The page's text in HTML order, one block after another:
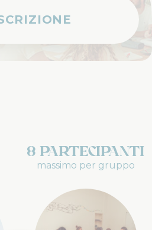
8 partecipanti
massimo per gruppo